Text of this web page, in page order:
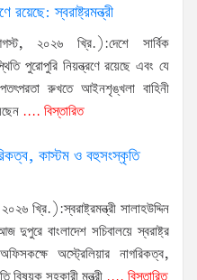
রয়েছে: স্বরাষ্ট্রমন্ত্রী
২০২৬ খ্রি.):দেশে সার্বিক
পুরোপুরি নিয়ন্ত্রণে রয়েছে এবং যে
রুখতে আইনশৃঙ্খলা বাহিনী
.... বিস্তারিত
কাস্টম ও বহুসংস্কৃতি
খ্রি.):স্বরাষ্ট্রমন্ত্রী সালাহউদ্দিন
বাংলাদেশ সচিবালয়ে স্বরাষ্ট্র
অস্ট্রেলিয়ার নাগরিকত্ব,